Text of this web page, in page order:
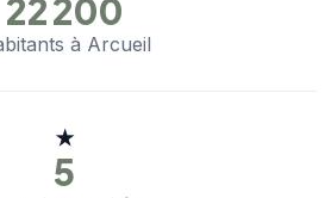
22 200
à Arcueil
★
5